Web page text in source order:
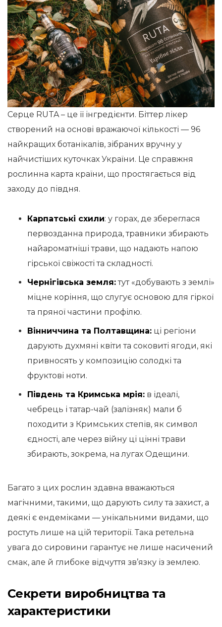
Серце RUTA – це її інгредієнти. Біттер лікер
створений на основі вражаючої кількості — 96
найкращих ботанікалів, зібраних вручну у
найчистіших куточках України. Це справжня
рослинна карта країни, що простягається від
заходу до півдня.
Карпатські схили: у горах, де збереглася
первозданна природа, травники збирають
найароматніші трави, що надають напою
гірської свіжості та складності.
Чернігівська земля:тут «добувають з землі»
міцне коріння, що слугує основою для гіркої
та пряної частини профілю.
Вінниччина та Полтавщина: ці регіони
дарують духмяні квіти та соковиті ягоди, які
привносять у композицію солодкі та
фруктові ноти.
Південь та Кримська мрія: в ідеалі,
чебрець і татар-чай (залізняк) мали б
походити з Кримських степів, як символ
єдності, але через війну ці цінні трави
збирають, зокрема, на лугах Одещини.
Багато з цих рослин здавна вважаються
магічними, такими, що дарують силу та захист, а
деякі є ендеміками — унікальними видами, що
ростуть лише на цій території. Така ретельна
увага до сировини гарантує не лише насичений
смак, але й глибоке відчуття зв’язку із землею.
Секрети виробництва та
характеристики